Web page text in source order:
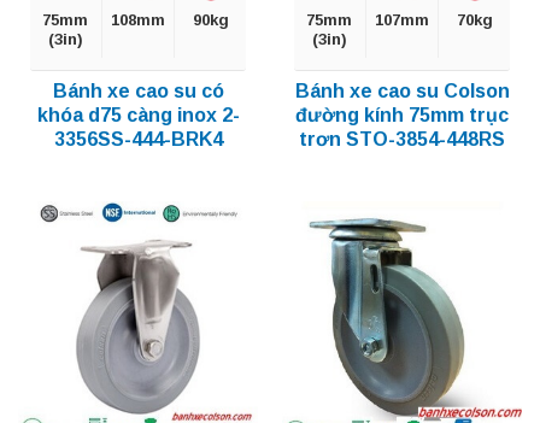
75mm
(3in)
108mm 90kg
Bánh xe cao su có
khóa d75 càng inox 2-
3356SS-444-BRK4
75mm
(3in)
107mm 70kg
Bánh xe cao su Colson
đường kính 75mm trục
trơn STO-3854-448RS